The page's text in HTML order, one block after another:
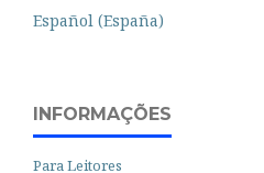
Español (España)
INFORMAÇÕES
Para Leitores